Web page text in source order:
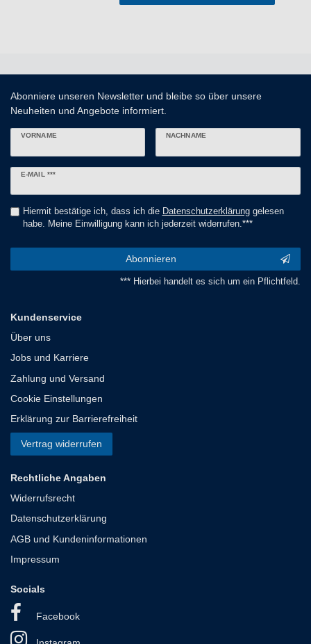
Abonniere unseren Newsletter und bleibe so über unsere
Neuheiten und Angebote informiert.
VORNAME NACHNAME
E-MAIL ***
Newsletter
Hiermit bestätige ich, dass ich die Daten­schutz­erklärunggelesen
habe. Meine Einwilligung kann ich jederzeit widerrufen.***
Abonnieren
*** Hierbei handelt es sich um ein Pflichtfeld.
Kundenservice
Über uns
Jobs und Karriere
Zahlung und Versand
Cookie Einstellungen
Erklärung zur Barrierefreiheit
Vertrag widerrufen
Rechtliche Angaben
Widerrufsrecht
Datenschutzerklärung
AGB und Kundeninformationen
Impressum
Socials
Facebook